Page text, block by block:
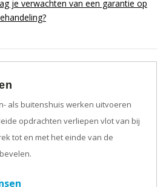
je verwachten van een garantie op
als buitenshuis werken uitvoeren
opdrachten verliepen vlot van bij
tot en met het einde van de